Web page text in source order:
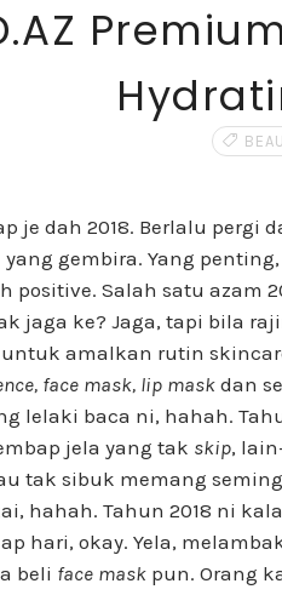
je dah 2018. Berlalu pergi
yang gembira. Yang
positive. Salah satu azam
jaga ke? Jaga, tapi bila
amalkan rutin
face mask, lip mask dan
lelaki baca ni, hahah.
jela yang tak skip,
tak sibuk memang
hahah. Tahun 2018 ni
hari, okay. Yela,
beli face maskpun. Orang